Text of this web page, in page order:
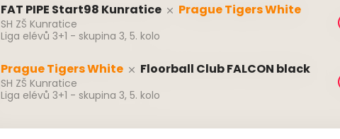
FAT PIPE Start98 Kunratice Prague Tigers White
SH ZŠ Kunratice
Liga elévů 3+1 - skupina 3, 5. kolo
Prague Tigers White Floorball Club FALCON black
SH ZŠ Kunratice
Liga elévů 3+1 - skupina 3, 5. kolo